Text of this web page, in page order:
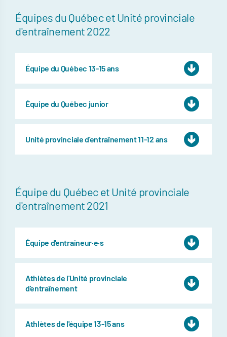
Équipes du Québec et Unité provinciale
d'entraînement 2022
Équipe du Québec 13-15 ans
Équipe du Québec junior
Unité provinciale d'entraînement 11-12 ans
Équipe du Québec et Unité provinciale
d'entraînement 2021
Équipe d'entraîneur·e·s
Athlètes de l'Unité provinciale
d'entraînement
Athlètes de l'équipe 13-15 ans